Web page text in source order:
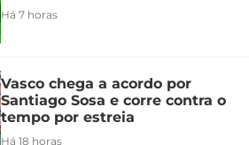
Há 7 horas
Vasco chega a acordo por
Santiago Sosa e corre contra o
tempo por estreia
Há 18 horas